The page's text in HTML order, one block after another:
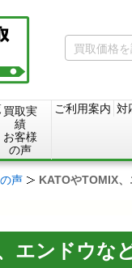
買取実
績
お客様
の声
ご利用案内 対
声 KATOやTOMIX
エンドウな